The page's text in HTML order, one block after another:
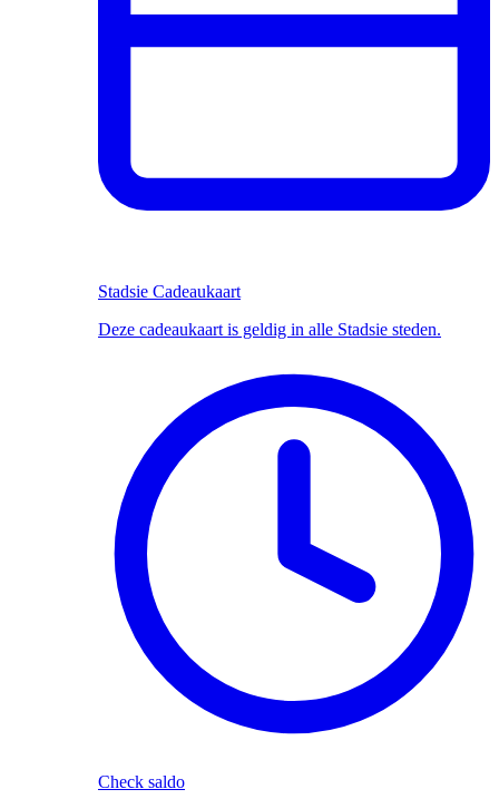
Stadsie Cadeaukaart
Deze cadeaukaart is geldig in alle Stadsie steden.
Check saldo